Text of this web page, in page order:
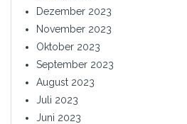
Dezember 2023
November 2023
Oktober 2023
September 2023
August 2023
Juli 2023
Juni 2023